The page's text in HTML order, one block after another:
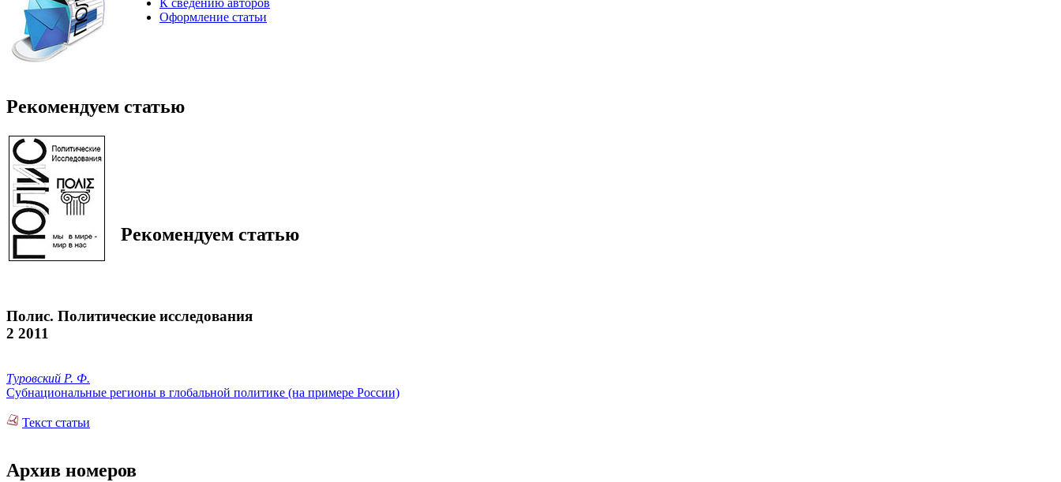
К сведению авторов
Оформление статьи
Рекомендуем статью
Рекомендуем статью
Полис. Политические исследования
2 2011
Туровский Р. Ф.
Субнациональные регионы в глобальной политике (на примере России)
Текст статьи
Архив номеров